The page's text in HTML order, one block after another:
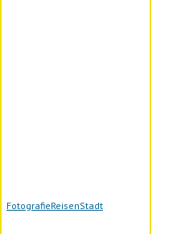
FotografieReisenStadt